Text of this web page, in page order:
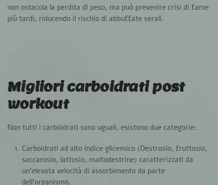
non ostacola la perdita di peso, ma può prevenire crisi di fame
più tardi, riducendo il rischio di abbuffate serali.
Migliori carboidrati post
workout
Non tutti i carboidrati sono uguali, esistono due categorie:
Carboidrati ad alto indice glicemico (Destrosio, fruttosio,
saccarosio, lattosio, maltodestrine) caratterizzati da
un’elevata velocità di assorbimento da parte
dell’organismo.